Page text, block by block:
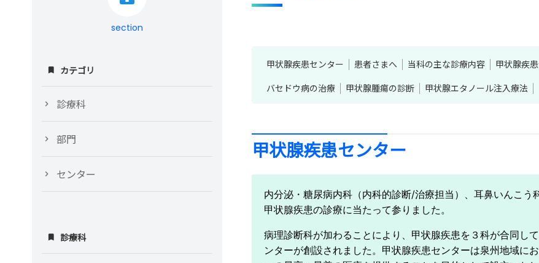
甲状腺疾患センター 患者さまへ 当科の主な診療内容 甲状腺疾
バセドウ病の治療
甲状腺腫瘍の診断 甲状腺エタノール注入療法
甲状腺疾患センター
内分泌・糖尿病内科（内科的診断/治療担当）、耳鼻いんこ
甲状腺疾患の診療に当たって参りました。
病理診断科が加わることにより、甲状腺疾患を３科が合同し
ンターが創設されました。甲状腺疾患センターは泉州地域に
section
カテゴリ
診療科
部門
センター
診療科